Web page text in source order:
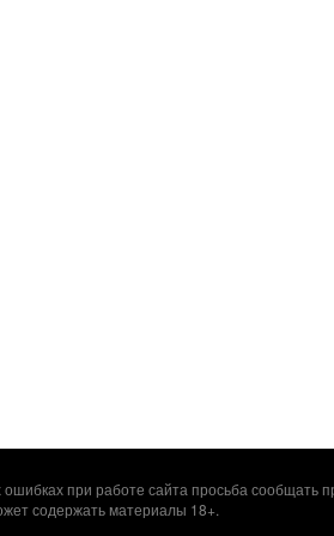
ошибках при работе сайта просьба
содержать материалы 18+.